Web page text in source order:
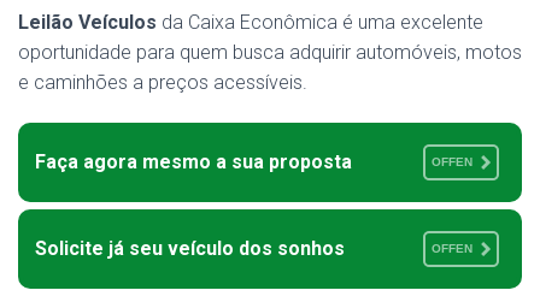
T
Leilão Veículos da Caixa Econômica é uma excelente
oportunidade para quem busca adquirir automóveis, motos
e caminhões a preços acessíveis.
Faça agora mesmo a sua proposta OFFEN
Solicite já seu veículo dos sonhos OFFEN